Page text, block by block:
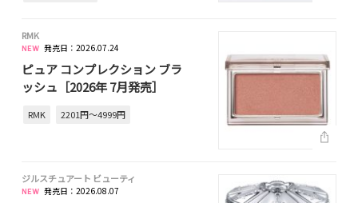
RMK
発売日：2026.07.24
ピュア コンプレクション ブラ
ッシュ［2026年 7月発売］
RMK 2201円～4999円
ジルスチュアート ビューティ
発売日：2026.08.07